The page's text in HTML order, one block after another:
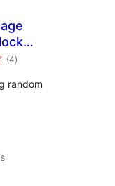
(4total
de
)
random